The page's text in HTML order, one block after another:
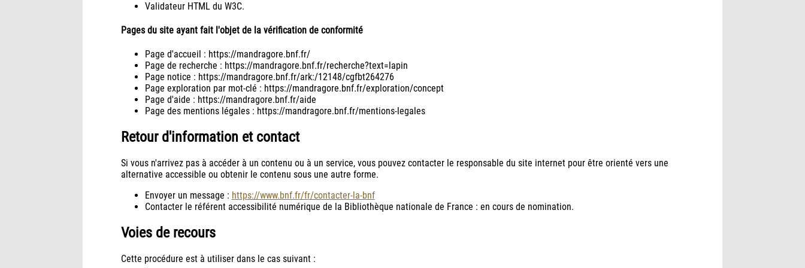
Validateur HTML du W3C.
Pages du site ayant fait l'objet de la vérification de conformité
Page d'accueil : https://mandragore.bnf.fr/
Page de recherche : https://mandragore.bnf.fr/recherche?text=lapin
Page notice : https://mandragore.bnf.fr/ark:/12148/cgfbt264276
Page exploration par mot-clé : https://mandragore.bnf.fr/exploration/concept
Page d'aide : https://mandragore.bnf.fr/aide
Page des mentions légales : https://mandragore.bnf.fr/mentions-legales
Retour d'information et contact
Si vous n'arrivez pas à accéder à un contenu ou à un service, vous pouvez contacter le responsable du site internet pour être orienté vers une
alternative accessible ou obtenir le contenu sous une autre forme.
Envoyer un message : https://www.bnf.fr/fr/contacter-la-bnf
Contacter le référent accessibilité numérique de la Bibliothèque nationale de France : en cours de nomination.
Voies de recours
Cette procédure est à utiliser dans le cas suivant :